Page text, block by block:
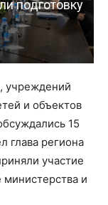
подготовку
учреждений
и объектов
15
глава региона
участие
и